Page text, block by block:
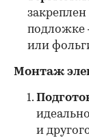
подложке
или
Монтаж
и